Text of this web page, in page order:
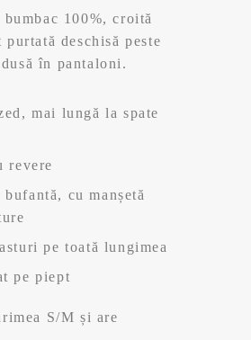
100%, croită
deschisă peste
în pantaloni.
mai lungă la spate
revere
cu manșetă
pe toată lungimea
pe piept
S/M și are